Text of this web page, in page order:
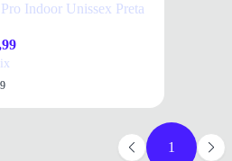
Indoor Unissex Preta
1